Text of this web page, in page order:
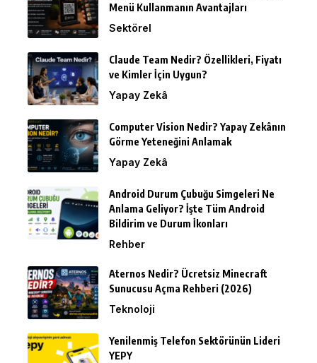
Menü Kullanmanın Avantajları
Sektörel
Claude Team Nedir? Özellikleri, Fiyatı
ve Kimler İçin Uygun?
Yapay Zekâ
Computer Vision Nedir? Yapay Zekânın
Görme Yeteneğini Anlamak
Yapay Zekâ
Android Durum Çubuğu Simgeleri Ne
Anlama Geliyor? İşte Tüm Android
Bildirim ve Durum İkonları
Rehber
Aternos Nedir? Ücretsiz Minecraft
Sunucusu Açma Rehberi (2026)
Teknoloji
Yenilenmiş Telefon Sektörünün Lideri
YEPY